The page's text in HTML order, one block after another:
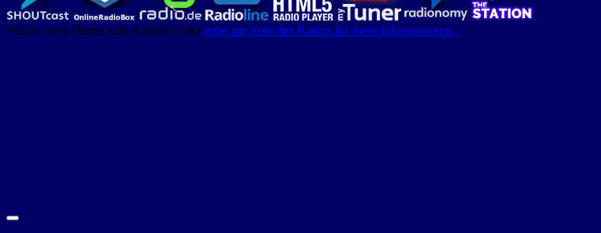
Wähle einen Dienst zum Anhören oder gehe zur Seite des Radios für mehr Informationen...